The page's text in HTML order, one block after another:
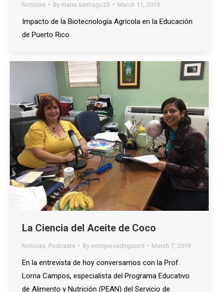
Noticias By maria.santiago23 March 11, 2019
Impacto de la Biotecnología Agrícola en la Educación
de Puerto Rico
La Ciencia del Aceite de Coco
Noticias Podcasts By enrique.rodriguez9 March 7, 2019
En la entrevista de hoy conversamos con la Prof.
Lorna Campos, especialista del Programa Educativo
de Alimento y Nutrición (PEAN) del Servicio de